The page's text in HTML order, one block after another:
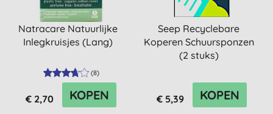
Natracare Natuurlijke
Inlegkruisjes (Lang)
(8)
€ 2,70 KOPEN
Seep Recyclebare
Koperen Schuursponzen
(2 stuks)
€ 5,39 KOPEN